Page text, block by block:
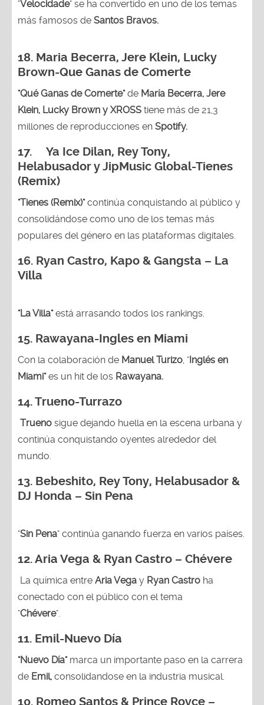
"Velocidade" se ha convertido en uno de los temas
más famosos de Santos Bravos.
18. Maria Becerra, Jere Klein, Lucky
Brown-Que Ganas de Comerte
"Qué Ganas de Comerte"de María Becerra, Jere
Klein, Lucky Brown y XROSS tiene más de 21,3
millones de reproducciones en Spotify.
17. Ya Ice Dilan, Rey Tony,
Helabusador y JipMusic Global-Tienes
(Remix)
"Tienes (Remix)"continúa conquistando al público y
consolidándose como uno de los temas más
populares del género en las plataformas digitales.
16. Ryan Castro, Kapo & Gangsta – La
Villa
"La Villa"está arrasando todos los rankings.
15. Rawayana-Ingles en Miami
Con la colaboración de Manuel Turizo, " Inglés en
Miami"es un hit de los Rawayana.
14.Trueno-Turrazo
Trueno sigue dejando huella en la escena urbana y
continúa conquistando oyentes alrededor del
mundo.
13. Bebeshito, Rey Tony, Helabusador &
DJ Honda – Sin Pena
"Sin Pena" continúa ganando fuerza en varios países.
12. Aria Vega & Ryan Castro – Chévere
La química entre Aria Vega y Ryan Castro ha
conectado con el público con el tema
"Chévere".
11. Emil-Nuevo Día
"Nuevo Día"marca un importante paso en la carrera
de Emil, consolidandose en la industria musical.
10. Romeo Santos & Prince Royce –